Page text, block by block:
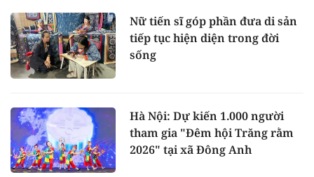
Nữ tiến sĩ góp phần đưa di sản
tiếp tục hiện diện trong đời
sống
Hà Nội: Dự kiến 1.000 người
tham gia "Đêm hội Trăng rằm
2026" tại xã Đông Anh